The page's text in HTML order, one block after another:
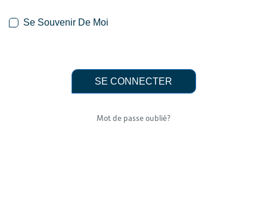
Se Souvenir De Moi
SE CONNECTER
Mot de passe oublié?